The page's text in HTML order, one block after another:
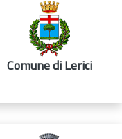
Comune di Lerici